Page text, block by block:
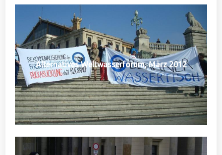
Alternatives Weltwasserforum, März 2012